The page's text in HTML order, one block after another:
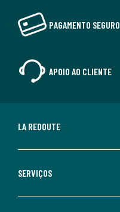
PAGAMENTO SEGURO
APOIO AO CLIENTE
LA REDOUTE
SERVIÇOS